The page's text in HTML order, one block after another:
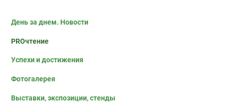
День за днем. Новости
PROчтение
Успехи и достижения
Фотогалерея
Выставки, экспозиции, стенды